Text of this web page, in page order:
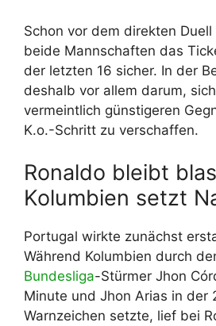
Schon vor dem direkten
beide Mannschaften das
der letzten 16 sicher. In der
deshalb vor allem darum,
vermeintlich günstigeren
K.o.-Schritt zu verschaffen.
Ronaldo bleibt
Kolumbien setzt
Portugal wirkte zunächst
Während Kolumbien durch
Bundesliga-Stürmer Jhon
Minute und Jhon Arias in der
Warnzeichen setzte, lief bei